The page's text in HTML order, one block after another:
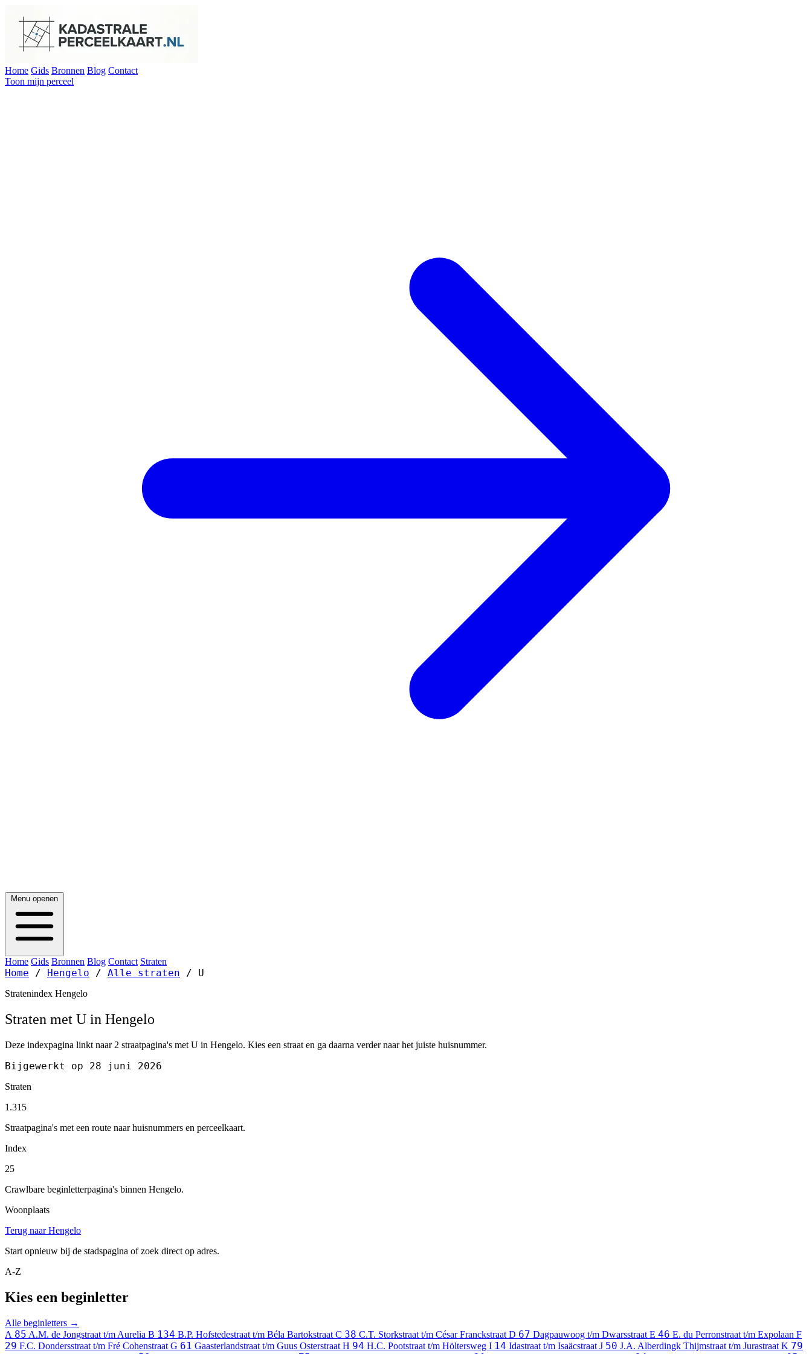
Home Gids Bronnen Blog Contact
Toon mijn perceel
Menu openen
Home Gids Bronnen Blog Contact Straten
Home / Hengelo / Alle straten / U
Stratenindex Hengelo
Straten met U in Hengelo
Deze indexpagina linkt naar 2 straatpagina's met U in Hengelo. Kies een straat en ga daarna verder naar het juiste huisnummer.
Bijgewerkt op 28 juni 2026
Straten
1.315
Straatpagina's met een route naar huisnummers en perceelkaart.
Index
25
Crawlbare beginletterpagina's binnen Hengelo.
Woonplaats
Terug naar Hengelo
Start opnieuw bij de stadspagina of zoek direct op adres.
A-Z
Kies een beginletter
Alle beginletters →
A 85 A.M. de Jongstraat t/m Aurelia B 134 B.P. Hofstedestraat t/m Béla Bartokstraat C 38 C.T. Storkstraat t/m César Franckstraat D 67 Dagpauwoog t/m Dwarsstraat E 46 E. du Perronstraat t/m Expolaan F
29 F.C. Dondersstraat t/m Fré Cohenstraat G 61 Gaasterlandstraat t/m Guus Osterstraat H 94 H.C. Pootstraat t/m Höltersweg I 14 Idastraat t/m Isaäcstraat J 50 J.A. Alberdingk Thijmstraat t/m Jurastraat K 79